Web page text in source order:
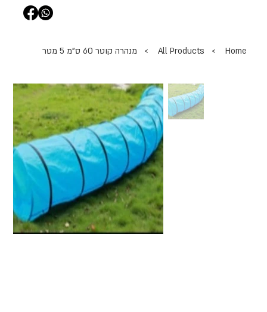
Home
>
All Products
> מנהרה קוטר 60 ס"מ 5 מטר